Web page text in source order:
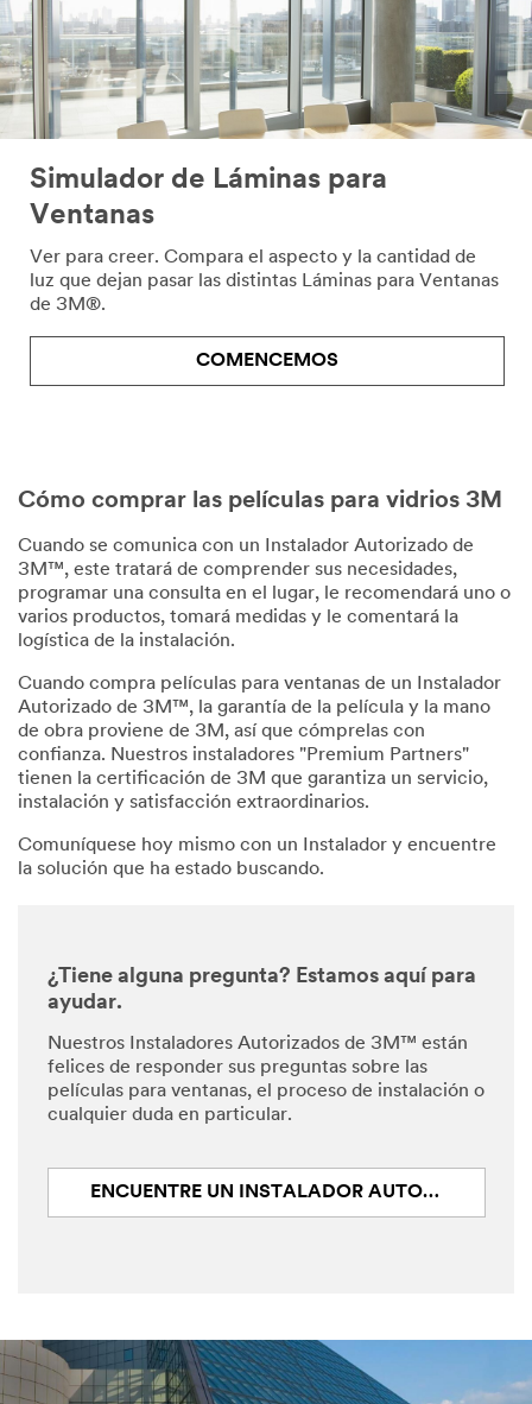
Simulador de Láminas para
Ventanas
Ver para creer. Compara el aspecto y la cantidad de
luz que dejan pasar las distintas Láminas para Ventanas
de 3M®.
COMENCEMOS
Cómo comprar las películas para vidrios 3M
Cuando se comunica con un Instalador Autorizado de
3M™, este tratará de comprender sus necesidades,
programar una consulta en el lugar, le recomendará uno o
varios productos, tomará medidas y le comentará la
logística de la instalación.
Cuando compra películas para ventanas de un Instalador
Autorizado de 3M™, la garantía de la película y la mano
de obra proviene de 3M, así que cómprelas con
confianza. Nuestros instaladores "Premium Partners"
tienen la certificación de 3M que garantiza un servicio,
instalación y satisfacción extraordinarios.
Comuníquese hoy mismo con un Instalador y encuentre
la solución que ha estado buscando.
¿Tiene alguna pregunta? Estamos aquí para
ayudar.
Nuestros Instaladores Autorizados de 3M™ están
felices de responder sus preguntas sobre las
películas para ventanas, el proceso de instalación o
cualquier duda en particular.
ENCUENTRE UN INSTALADOR AUTORIZADO